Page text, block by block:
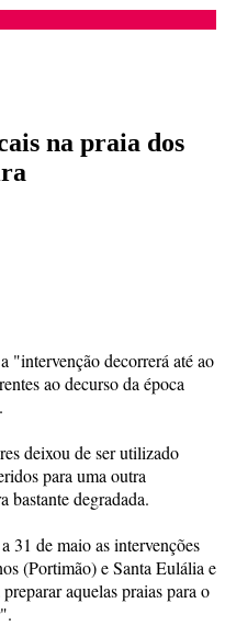
na praia dos
"intervenção decorrerá até ao
ao decurso da época
deixou de ser utilizado
para uma outra
bastante degradada.
31 de maio as intervenções
(Portimão) e Santa Eulália e
aquelas praias para o